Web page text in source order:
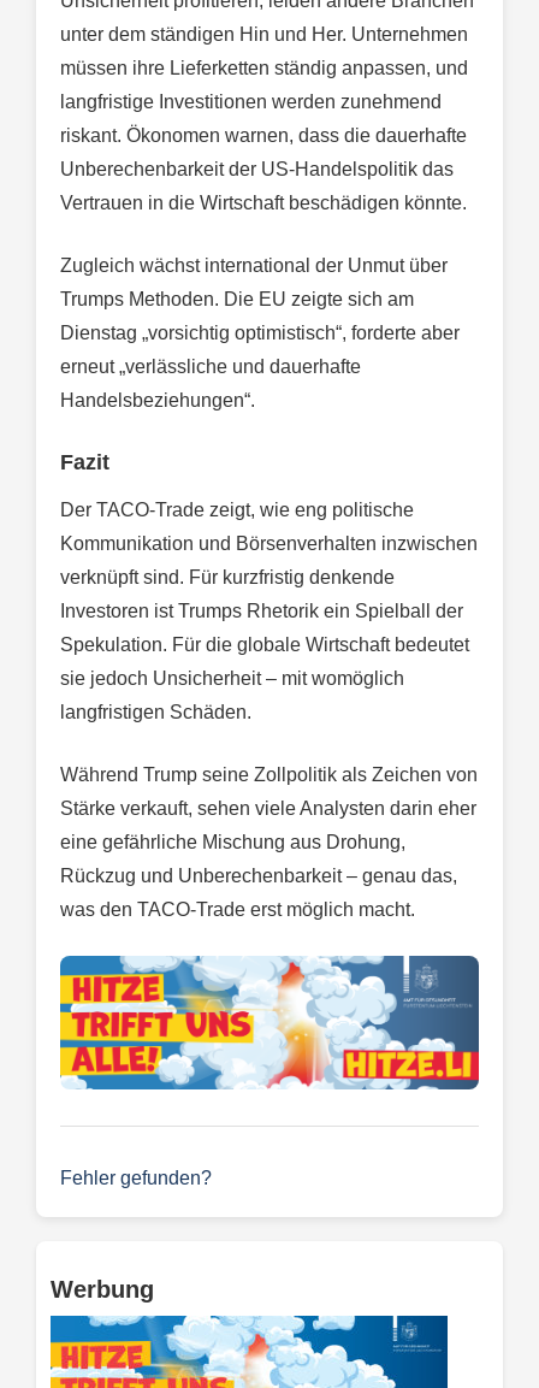
unter dem ständigen Hin und Her. Unternehmen
müssen ihre Lieferketten ständig anpassen, und
langfristige Investitionen werden zunehmend
riskant. Ökonomen warnen, dass die dauerhafte
Unberechenbarkeit der US-Handelspolitik das
Vertrauen in die Wirtschaft beschädigen könnte.
Zugleich wächst international der Unmut über
Trumps Methoden. Die EU zeigte sich am
Dienstag „vorsichtig optimistisch“, forderte aber
erneut „verlässliche und dauerhafte
Handelsbeziehungen“.
Fazit
Der TACO-Trade zeigt, wie eng politische
Kommunikation und Börsenverhalten inzwischen
verknüpft sind. Für kurzfristig denkende
Investoren ist Trumps Rhetorik ein Spielball der
Spekulation. Für die globale Wirtschaft bedeutet
sie jedoch Unsicherheit – mit womöglich
langfristigen Schäden.
Während Trump seine Zollpolitik als Zeichen von
Stärke verkauft, sehen viele Analysten darin eher
eine gefährliche Mischung aus Drohung,
Rückzug und Unberechenbarkeit – genau das,
was den TACO-Trade erst möglich macht.
Fehler gefunden?
Werbung